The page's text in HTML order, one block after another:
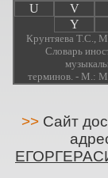
U
V
Y
Крунтяева Т.С.,
Словарь
терминов. - М.:
>> Сайт